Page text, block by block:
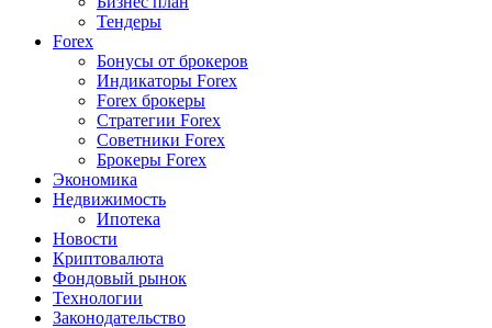
Тендеры
Forex
Бонусы от брокеров
Индикаторы Forex
Forex брокеры
Стратегии Forex
Советники Forex
Брокеры Forex
Экономика
Недвижимость
Ипотека
Новости
Криптовалюта
Фондовый рынок
Технологии
Законодательство